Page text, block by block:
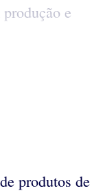
e
produtos de